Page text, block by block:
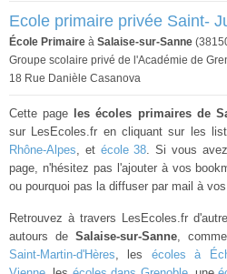
Ecole primaire privée Saint-
École Primaire à Salaise-sur-Sanne
Groupe scolaire privé de l'Académie de
18 Rue Danièle Casanova
Cette page les écoles primaires de
sur LesEcoles.fr en cliquant sur les
Rhône-Alpes, et école 38. Si vous
page, n'hésitez pas l'ajouter à vos
ou pourquoi pas la diffuser par mail à
Retrouvez à travers LesEcoles.fr
autours de Salaise-sur-Sanne,
Saint-Martin-d'Hères, les écoles à